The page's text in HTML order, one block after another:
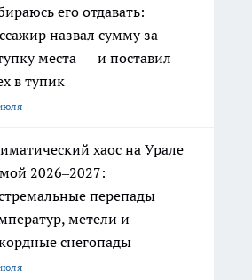
его отдавать:
назвал сумму за
места — и поставил
в тупик
хаос на Урале
2026–2027:
перепады
метели и
снегопады